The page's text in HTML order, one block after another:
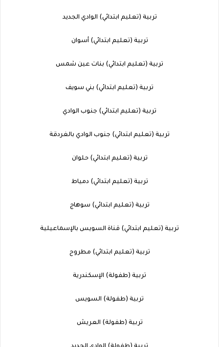
تربية (تعليم ابتدائي) الوادي الجديد
تربية (تعليم ابتدائي) أسوان
تربية (تعليم ابتدائي) بنات عين شمس
تربية (تعليم ابتدائي) بني سويف
تربية (تعليم ابتدائي) جنوب الوادي
تربية (تعليم ابتدائي) جنوب الوادي بالغردقة
تربية (تعليم ابتدائي) حلوان
تربية (تعليم ابتدائي) دمياط
تربية (تعليم ابتدائي) سوهاج
تربية (تعليم ابتدائي) قناة السويس بالإسماعيلية
تربية (تعليم ابتدائي) مطروح
تربية (طفولة) الإسكندرية
تربية (طفولة) السويس
تربية (طفولة) العريش